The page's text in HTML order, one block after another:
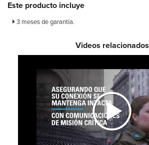
Este producto incluye
3 meses de garantía.
Videos relacionados